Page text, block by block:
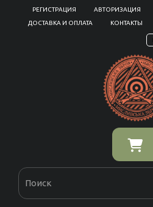
РЕГИСТРАЦИЯ АВТОРИЗАЦИЯ
ДОСТАВКА И ОПЛАТА
КОНТАКТЫ